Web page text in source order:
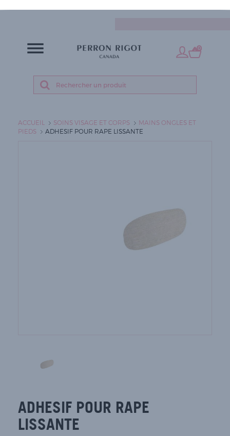
FR
0
ACCUEIL SOINS VISAGE ET CORPS
MAINS ONGLES ET
PIEDS
ADHESIF POUR RAPE LISSANTE
ADHESIF POUR RAPE
LISSANTE